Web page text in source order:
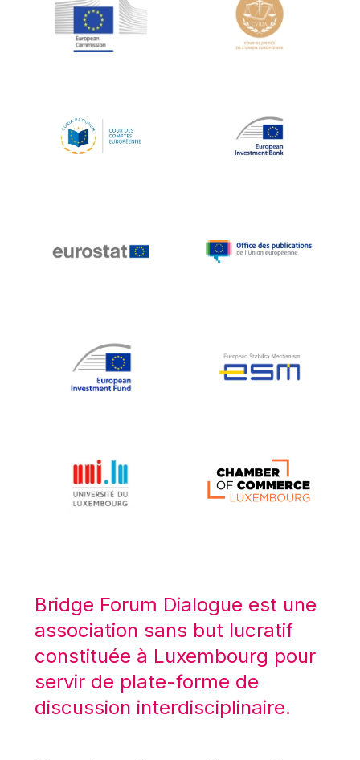
Jean-Louis Schiltz
Jean-Victor Louis
Johnny Åkerholm
Katharien L.C. Hunt
Klaus-Heiner Lehne
Koen LENAERTS
Lars Heikensten
Lucas Papademos
Máire Geoghegan-Quinn
Mario Centeno
Mario Monti
Maroš ŠEFČOVIČ
Martin Bailey
Martine Reicherts
Bridge Forum Dialogue est une
association sans but lucratif
constituée à Luxembourg pour
servir de plate-forme de
discussion interdisciplinaire.